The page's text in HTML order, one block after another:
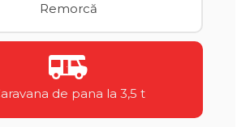
Remorcă
de pana la 3,5 t